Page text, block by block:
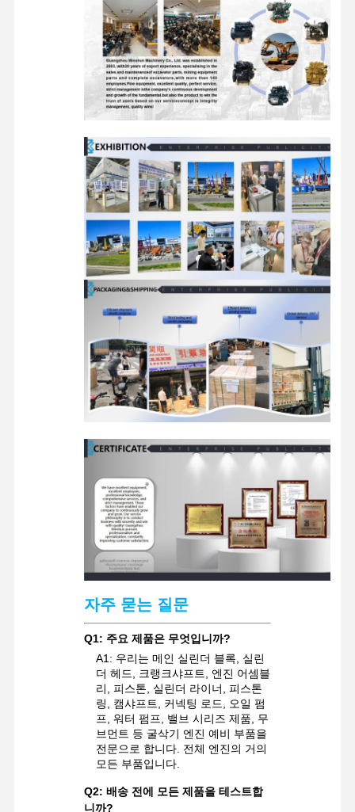
미츠비시 엔진
굴삭기 엔진
엔진은 장비를 재건합니다
인젝션 펌프
터보 차저 조립체
다른 엔진 부품
전자 제어 시스템
엔진 전기 부품
엔진 연료 시스템
굴삭기 유압 부품
굴착기 예비 부품
자주 묻는 질문
Q1: 주요 제품은 무엇입니까?
A1: 우리는 메인 실린더 블록, 실린
더 헤드, 크랭크샤프트, 엔진 어셈블
리, 피스톤, 실린더 라이너, 피스톤
링, 캠샤프트, 커넥팅 로드, 오일 펌
프, 워터 펌프, 밸브 시리즈 제품, 무
브먼트 등 굴삭기 엔진 예비 부품을
전문으로 합니다. 전체 엔진의 거의
모든 부품입니다.
Q2: 배송 전에 모든 제품을 테스트합
니까?